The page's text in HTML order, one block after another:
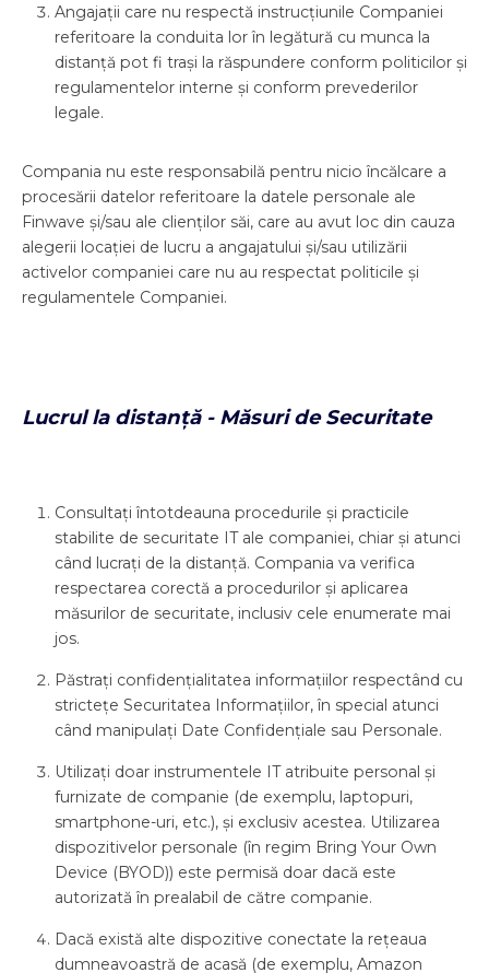
Angajații care nu respectă instrucțiunile Companiei
referitoare la conduita lor în legătură cu munca la
distanță pot fi trași la răspundere conform politicilor și
regulamentelor interne și conform prevederilor
legale.
Compania nu este responsabilă pentru nicio încălcare a
procesării datelor referitoare la datele personale ale
Finwave și/sau ale clienților săi, care au avut loc din cauza
alegerii locației de lucru a angajatului și/sau utilizării
activelor companiei care nu au respectat politicile și
regulamentele Companiei.
Lucrul la distanță - Măsuri de Securitate
Consultați întotdeauna procedurile și practicile
stabilite de securitate IT ale companiei, chiar și atunci
când lucrați de la distanță. Compania va verifica
respectarea corectă a procedurilor și aplicarea
măsurilor de securitate, inclusiv cele enumerate mai
jos.
Păstrați confidențialitatea informațiilor respectând cu
strictețe Securitatea Informațiilor, în special atunci
când manipulați Date Confidențiale sau Personale.
Utilizați doar instrumentele IT atribuite personal și
furnizate de companie (de exemplu, laptopuri,
smartphone-uri, etc.), și exclusiv acestea. Utilizarea
dispozitivelor personale (în regim Bring Your Own
Device (BYOD)) este permisă doar dacă este
autorizată în prealabil de către companie.
Dacă există alte dispozitive conectate la rețeaua
dumneavoastră de acasă (de exemplu, Amazon